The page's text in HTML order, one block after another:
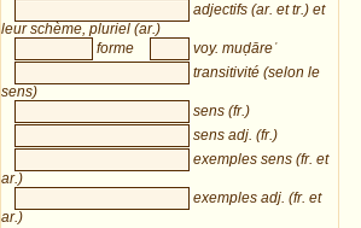
adjectifs (ar. et tr.) et
leur schème, pluriel (ar.)
forme
voy. muḍāreʿ
transitivité (selon le
sens)
sens (fr.)
sens adj. (fr.)
exemples sens (fr. et
ar.)
exemples adj. (fr. et
ar.)